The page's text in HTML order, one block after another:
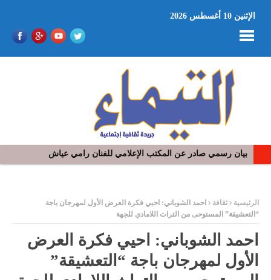
الإثنين 10 أغسطس 2026
بيان رسمي صادر عن المكتب الإعلامي للفنان رامي عياش
في افتتاح مهرجان بومخلوف الدولي: رؤوف ماهر يتالق و يشد الجمهور
الرئيسية ثقافة
احمد الشوباني: احيي فكرة العرض الأول لمهرجان باجة
“التعشيقة” المستوحى من التراث اللامادي للجهة
احمد الشوباني: احيي فكرة العرض
الأول لمهرجان باجة “التعشيقة”